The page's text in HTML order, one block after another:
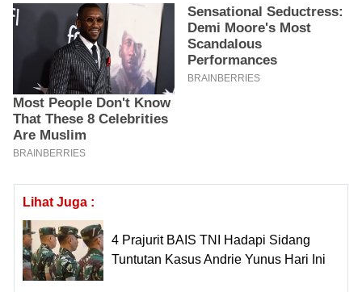
Lihat Juga :
4 Prajurit BAIS TNI Hadapi Sidang
Tuntutan Kasus Andrie Yunus Hari Ini